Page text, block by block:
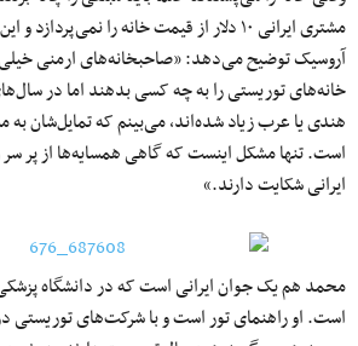
مشتری ایرانی ۱۰ دلار از قیمت خانه را
آروسیک توضیح می‌دهد: «صاحبخانه‌های ارمنی خیلی
خانه‌های توریستی را به چه کسی بدهند اما در
هندی یا عرب زیاد شده‌اند، می‌بینم که تمایل‌شان به
است. تنها مشکل اینست که گاهی همسایه‌ها از پر
ایرانی شکایت دارند.»
محمد هم یک جوان ایرانی است که در دانشگاه
است. او راهنمای تور است و با شرکت‌های توریستی